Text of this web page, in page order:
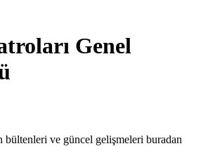
Genel
bültenleri ve güncel gelişmeleri buradan